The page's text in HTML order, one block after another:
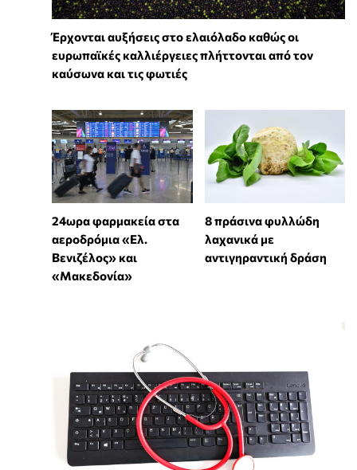
Έρχονται αυξήσεις στο ελαιόλαδο καθώς οι
ευρωπαϊκές καλλιέργειες πλήττονται από τον
καύσωνα και τις φωτιές
24ωρα φαρμακεία στα
αεροδρόμια «Ελ.
Βενιζέλος» και
«Μακεδονία»
8 πράσινα φυλλώδη
λαχανικά με
αντιγηραντική δράση